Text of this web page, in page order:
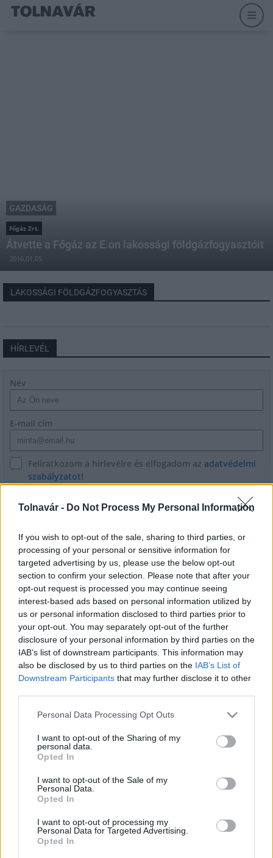
Tolnavár - Do Not Process My Personal Information
If you wish to opt-out of the sale, sharing to third parties, or
processing of your personal or sensitive information for
targeted advertising by us, please use the below opt-out
section to confirm your selection. Please note that after your
opt-out request is processed you may continue seeing
interest-based ads based on personal information utilized by
us or personal information disclosed to third parties prior to
your opt-out. You may separately opt-out of the further
disclosure of your personal information by third parties on the
IAB’s list of downstream participants. This information may
also be disclosed by us to third parties on the IAB’s List of
Downstream Participants that may further disclose it to other
Please note that this website/app uses one or more Google
not limited to your visit or usage behaviour. You may click to
grant or deny consent to Google and its third-party tags to
use your data for below specified purposes in below Google
consent section.
Personal Data Processing Opt Outs
I want to opt-out of the Sharing of my
personal data.
Opted In
I want to opt-out of the Sale of my
Personal Data.
Opted In
I want to opt-out of processing my
Personal Data for Targeted Advertising.
Opted In
GAZDASÁG
Főgáz Zrt.
Átvette a Főgáz az E.on lakossági földgázfogyasztóit
2016.01.05
LAKOSSÁGI FÖLDGÁZFOGYASZTÁS
HÍRLEVÉL
Név
E-mail cím
Feliratkozom a hírlevélre és elfogadom az adatvédelmi
szabályzatot!
LEGFRISSEBB
Országos hírek
Kecskeméten is szakirányú
továbbképzésekkel erősít a Gál Ferenc
Egyetem
Országos hírek
A lakosságra is fontos szerep hárul a
szúnyoginvázió elkerülésében
Túlfogyasztás napja - július 30-ra felhasználta az
emberiség a Föld egész évre elegendő erőforrásait
használta fel mindazokat a természeti erőforrásokat, amelyeket
bolygónk egy év alatt képes megújítani. Ettől a naptól kezdve
közleményében a WWF Magyarország.